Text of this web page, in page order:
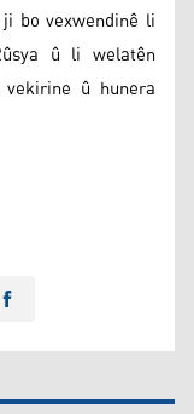
bo vexwendinê li
û li welatên
û hunera